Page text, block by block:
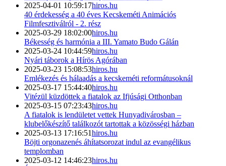
2025-04-01 10:59:17hiros.hu
40 érdekesség a 40 éves Kecskeméti Animációs
Filmfesztiválról - 2. rész
2025-03-29 18:02:00hiros.hu
Békesség és harmónia a III. Yamato Budo Gálán
2025-03-24 10:44:59hiros.hu
Nyári táborok a Hírös Agórában
2025-03-23 15:08:53hiros.hu
Emlékezés és hálaadás a kecskeméti reformátusoknál
2025-03-17 15:44:40hiros.hu
Vitézül küzdöttek a fiatalok az Ifjúsági Otthonban
2025-03-15 07:23:43hiros.hu
A fiatalok is lendületet vettek Hunyadivárosban –
klubelőkészítő találkozót tartottak a közösségi házban
2025-03-13 17:16:51hiros.hu
Böjti orgonazenés áhítatsorozat indul az evangélikus
templomban
2025-03-12 14:46:23hiros.hu